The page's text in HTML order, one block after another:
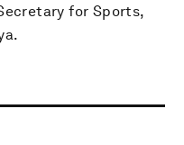
for Sports,